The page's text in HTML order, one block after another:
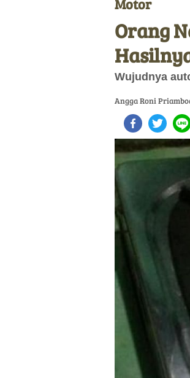
Motor
Orang
Wujudnya
Angga Roni